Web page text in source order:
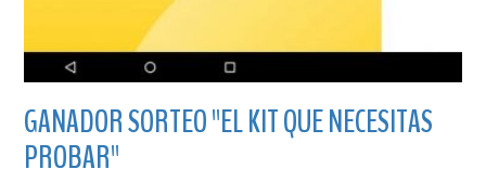
GANADOR SORTEO "EL KIT QUE NECESITAS
PROBAR"